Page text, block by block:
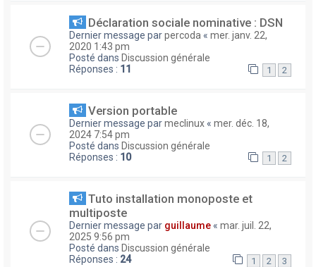
Déclaration sociale nominative : DSN
Dernier message parpercoda « mer. janv. 22,
2020 1:43 pm
Posté dans Discussion générale
Réponses : 11 1 2
Version portable
Dernier message parmeclinux « mer. déc. 18,
2024 7:54 pm
Posté dans Discussion générale
Réponses : 10 1 2
Tuto installation monoposte et
multiposte
Dernier message par guillaume « mar. juil. 22,
2025 9:56 pm
Posté dans Discussion générale
Réponses : 24 1 2 3